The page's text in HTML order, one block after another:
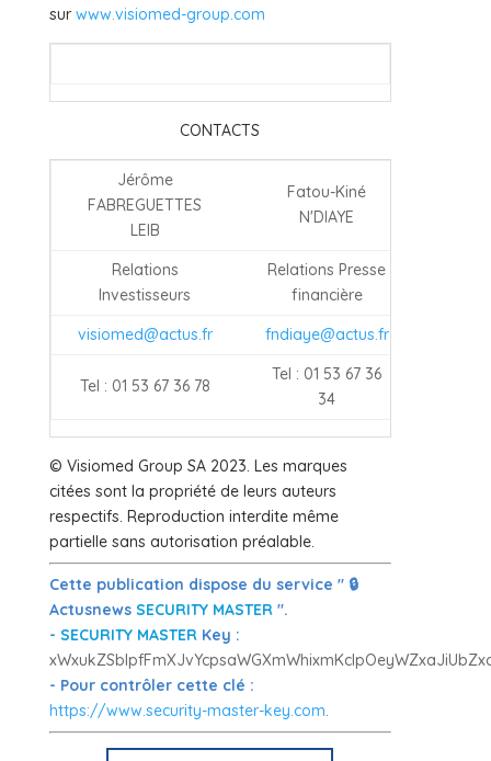
sur www.visiomed-group.com
CONTACTS
Jérôme
FABREGUETTES
LEIB
Fatou-Kiné
N'DIAYE
Relations
Investisseurs
Relations Presse
financière
visiomed@actus.fr
fndiaye@actus.fr
Tel : 01 53 67 36 78
Tel : 01 53 67 36
34
© Visiomed Group SA 2023. Les marques
citées sont la propriété de leurs auteurs
respectifs. Reproduction interdite même
partielle sans autorisation préalable.
Cette publication dispose du service " 🔒
Actusnews SECURITY MASTER".
- SECURITY MASTERKey :
- Pour contrôler cette clé :
https://www.security-master-key.com